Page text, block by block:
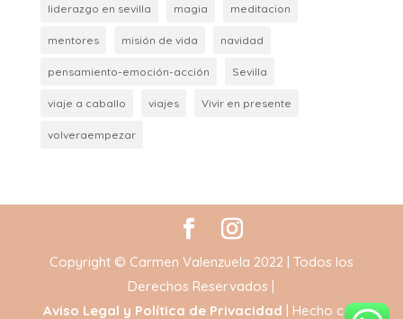
liderazgo en sevilla magia meditacion
mentores misión de vida navidad
pensamiento-emoción-acción Sevilla
viaje a caballo viajes Vivir en presente
volveraempezar
Copyright © Carmen Valenzuela 2022 | Todos los
Derechos Reservados |
Aviso Legal y Política de Privacidad | Hecho con